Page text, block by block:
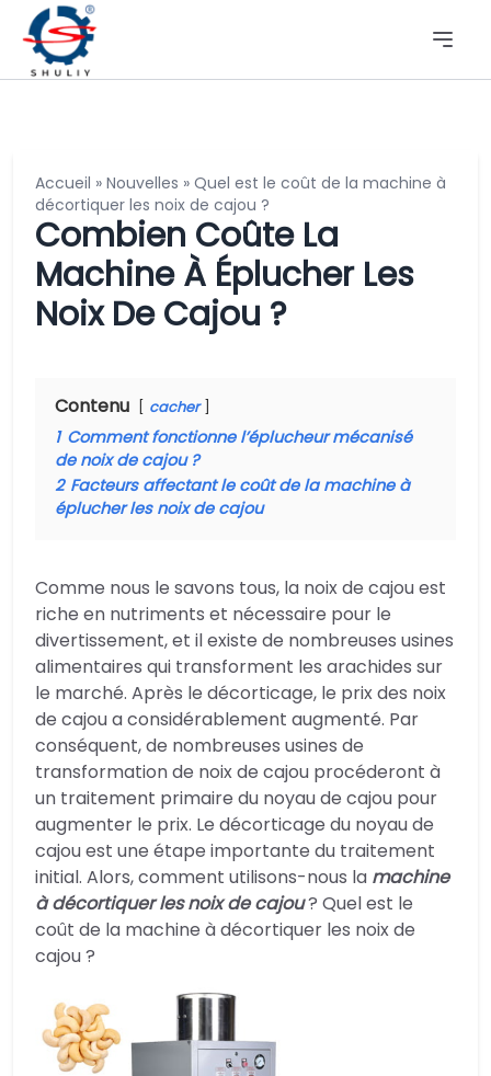
Accueil » Nouvelles » Quel est le coût de la machine à
décortiquer les noix de cajou ?
Combien Coûte La
Machine À Éplucher Les
Noix De Cajou ?
Contenu cacher
1 Comment fonctionne l’éplucheur mécanisé
de noix de cajou ?
2 Facteurs affectant le coût de la machine à
éplucher les noix de cajou
Comme nous le savons tous, la noix de cajou est
riche en nutriments et nécessaire pour le
divertissement, et il existe de nombreuses usines
alimentaires qui transforment les arachides sur
le marché. Après le décorticage, le prix des noix
de cajou a considérablement augmenté. Par
conséquent, de nombreuses usines de
transformation de noix de cajou procéderont à
un traitement primaire du noyau de cajou pour
augmenter le prix. Le décorticage du noyau de
cajou est une étape importante du traitement
initial. Alors, comment utilisons-nous la machine
à décortiquer les noix de cajou? Quel est le
coût de la machine à décortiquer les noix de
cajou ?